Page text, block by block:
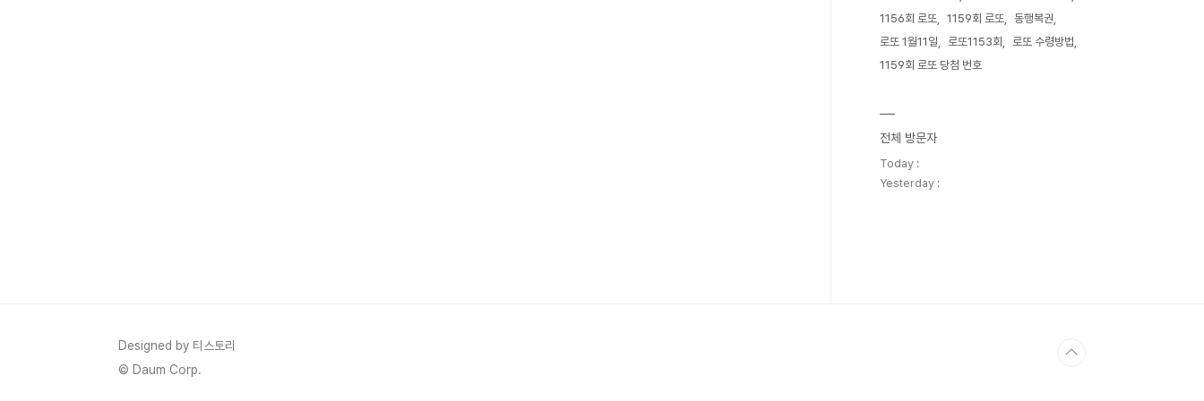
1156회 로또
1159회 로또
동행복권
로또 1월11일
로또1153회
로또 수령방법
1159회 로또 당첨 번호
전체 방문자
Today :
Yesterday :
Designed by 티스토리
© Daum Corp.